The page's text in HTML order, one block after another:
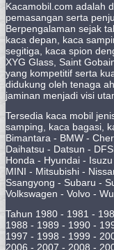
Kacamobil.com adalah
pemasangan serta
Berpengalaman sejak
kaca depan, kaca
segitiga, kaca spion
XYG Glass, Saint
yang kompetitif serta
didukung oleh tenaga
jaminan menjadi visi
Tersedia kaca mobil
samping, kaca bagasi,
Bimantara - BMW -
Daihatsu - Datsun -
Honda - Hyundai -
MINI - Mitsubishi -
Ssangyong - Subaru -
Volkswagen - Volvo -
Tahun 1980 - 1981 -
1988 - 1989 - 1990 -
1997 - 1998 - 1999 -
2006 - 2007 - 2008 -